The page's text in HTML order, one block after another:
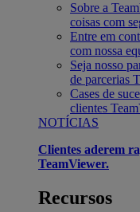
Sobre a
coisas com
Entre em
com nossa
Seja nosso
de parcerias
Cases de
clientes
NOTÍCIAS
Clientes aderem
TeamViewer.
Recursos